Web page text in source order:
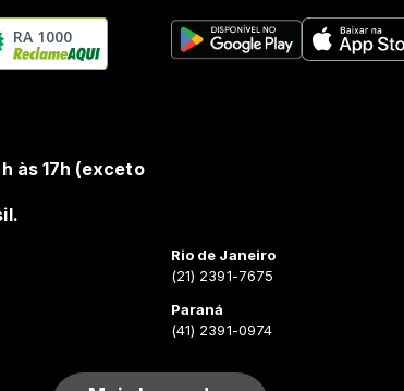
RA 1000
às 17h (exceto
Rio de Janeiro
(21) 2391-7675
Paraná
(41) 2391-0974